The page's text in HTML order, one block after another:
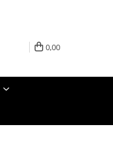
0,00